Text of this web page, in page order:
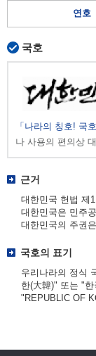
연호
국호
「나라의 칭호! 국호
나 사용의 편의상
근거
대한민국 헌법 제
대한민국은 민주
대한민국의 주권
국호의 표기
우리나라의 정식
한(大韓)" 또는 "
"REPUBLIC OF